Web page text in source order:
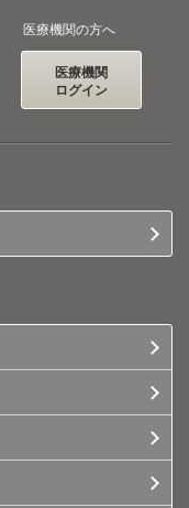
医療機関の方へ
医療機関
ログイン